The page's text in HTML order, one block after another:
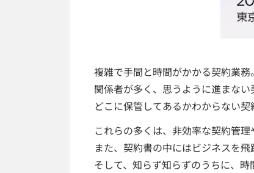
複雑で手間と時間がかかる契約業務。
関係者が多く、思うように進まない
どこに保管してあるかわからない契
これらの多くは、非効率な契約管
また、契約書の中にはビジネスを
そして、知らず知らずのうちに、時